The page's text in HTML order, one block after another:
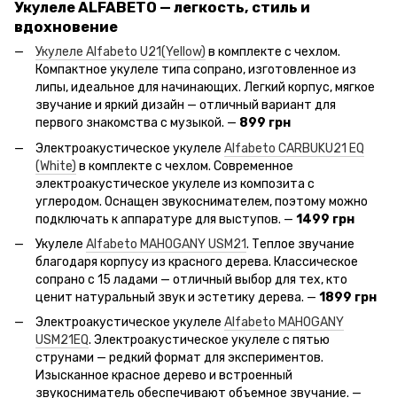
Укулеле ALFABETO — легкость, стиль и
вдохновение
Укулеле Alfabeto U21(Yellow) в комплекте с чехлом.
Компактное укулеле типа сопрано, изготовленное из
липы, идеальное для начинающих. Легкий корпус, мягкое
звучание и яркий дизайн — отличный вариант для
первого знакомства с музыкой. — 899 грн
Электроакустическое укулеле Alfabeto CARBUKU21 EQ
(White) в комплекте с чехлом. Современное
электроакустическое укулеле из композита с
углеродом. Оснащен звукоснимателем, поэтому можно
подключать к аппаратуре для выступов. — 1499 грн
Укулеле Alfabeto MAHOGANY USM21. Теплое звучание
благодаря корпусу из красного дерева. Классическое
сопрано с 15 ладами — отличный выбор для тех, кто
ценит натуральный звук и эстетику дерева. — 1899 грн
Электроакустическое укулеле Alfabeto MAHOGANY
USM21EQ. Электроакустическое укулеле с пятью
струнами — редкий формат для экспериментов.
Изысканное красное дерево и встроенный
звукосниматель обеспечивают объемное звучание. —